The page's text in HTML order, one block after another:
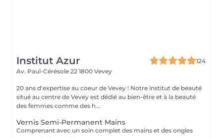
Institut Azur
124
Av. Paul-Cérésole 22 1800 Vevey
20 ans d'expertise au coeur de Vevey ! Notre institut de beauté
situé au centre de Vevey est dédié au bien-être et à la beauté
des femmes comme des h...
Vernis Semi-Permanent Mains
Comprenant avec un soin complet des mains et des ongles